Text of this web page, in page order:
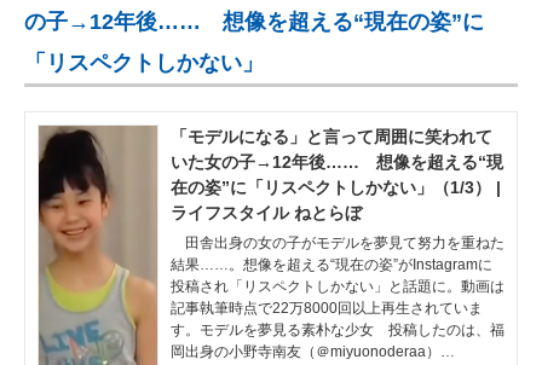
の子→12年後…… 想像を超える“現在の姿”に
「リスペクトしかない」
「モデルになる」と言って周囲に笑われて
いた女の子→12年後…… 想像を超える“現
在の姿”に「リスペクトしかない」（1/3） |
ライフスタイル ねとらぼ
田舎出身の女の子がモデルを夢見て努力を重ねた
結果……。想像を超える“現在の姿”がInstagramに
投稿され「リスペクトしかない」と話題に。動画は
記事執筆時点で22万8000回以上再生されていま
す。モデルを夢見る素朴な少女 投稿したのは、福
岡出身の小野寺南友（＠miyuonoderaa）…